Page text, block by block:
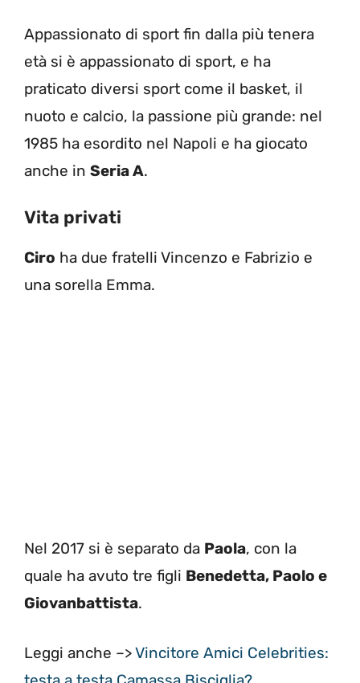
Appassionato di sport fin dalla più tenera
età si è appassionato di sport, e ha
praticato diversi sport come il basket, il
nuoto e calcio, la passione più grande: nel
1985 ha esordito nel Napoli e ha giocato
anche in Seria A.
Vita privati
Ciro ha due fratelli Vincenzo e Fabrizio e
una sorella Emma.
Nel 2017 si è separato da Paola, con la
quale ha avuto tre figli Benedetta, Paolo e
Giovanbattista.
Leggi anche –>Vincitore Amici Celebrities: